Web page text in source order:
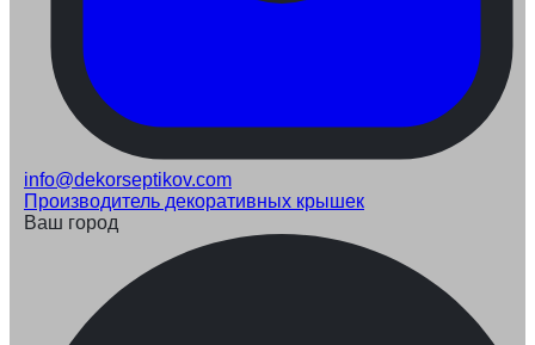
info@dekorseptikov.com
Производитель декоративных крышек
Ваш город